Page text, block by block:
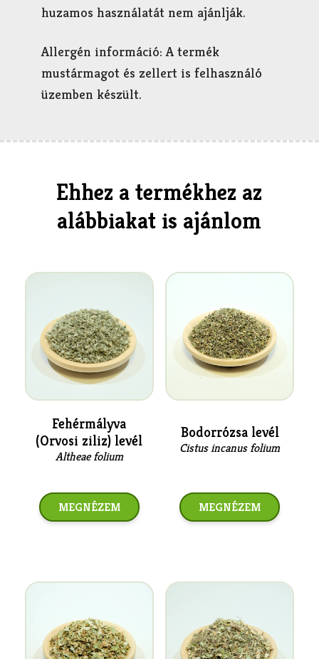
huzamos használatát nem ajánlják.
Allergén információ: A termék
mustármagot és zellert is felhasználó
üzemben készült.
Ehhez a termékhez az
alábbiakat is ajánlom
Fehérmályva
(Orvosi ziliz) levél
Altheae folium
MEGNÉZEM
Bodorrózsa levél
Cistus incanus folium
MEGNÉZEM